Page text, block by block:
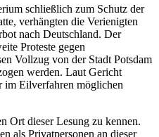
schließlich zum Schutz der
verhängten die Verienigten
nach Deutschland. Der
Proteste gegen
Vollzug von der Stadt Potsdam
werden. Laut Gericht
im Eilverfahren möglichen
Ort dieser Lesung zu kennen.
als Privatpersonen an dieser